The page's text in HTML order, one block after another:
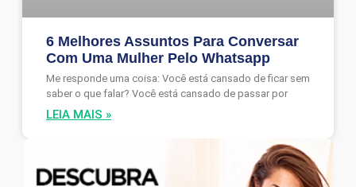
6 Melhores Assuntos Para Conversar
Com Uma Mulher Pelo Whatsapp
Me responde uma coisa: Você está cansado de ficar sem
saber o que falar? Você está cansado de passar por
LEIA MAIS »